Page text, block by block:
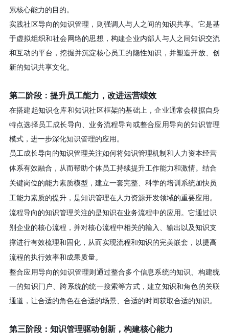
累核心能力的目的。
实践社区导向的知识管理，则强调人与人之间的知识共享。它是基
于虚拟组织和社会网络的思想，构建企业内部人与人之间知识交流
和互动的平台，挖掘并沉淀核心员工的隐性知识，并塑造开放、创
新的知识共享文化。
第二阶段：提升员工能力，改进运营绩效
在搭建起知识仓库和知识社区框架的基础上，企业通常会根据自身
特点选择员工成长导向、业务流程导向或整合应用导向的知识管理
模式，进一步深化知识管理的应用。
员工成长导向的知识管理关注如何将知识管理机制和人力资本经营
体系有效融合，从而帮助个体员工持续提升工作能力和激情。结合
关键岗位的能力素质模型，建立一套完整、科学的培训系统加快员
工能力素质的提升，是知识管理在人力资源开发领域的重要应用。
流程导向的知识管理关注的是知识在业务流程中的应用。它通过识
别企业的核心流程，并对核心流程中相关的输入、输出以及知识支
撑进行有效梳理和固化，从而实现流程和知识的完美嵌套，以提高
流程的执行效率和成果质量。
整合应用导向的知识管理则通过整合多个信息系统的知识、构建统
一的知识门户、跨系统的统一搜索等方式，建立知识和角色的关联
通道，让合适的角色在合适的场景、合适的时间获取合适的知识。
第三阶段：知识管理驱动创新，构建核心能力